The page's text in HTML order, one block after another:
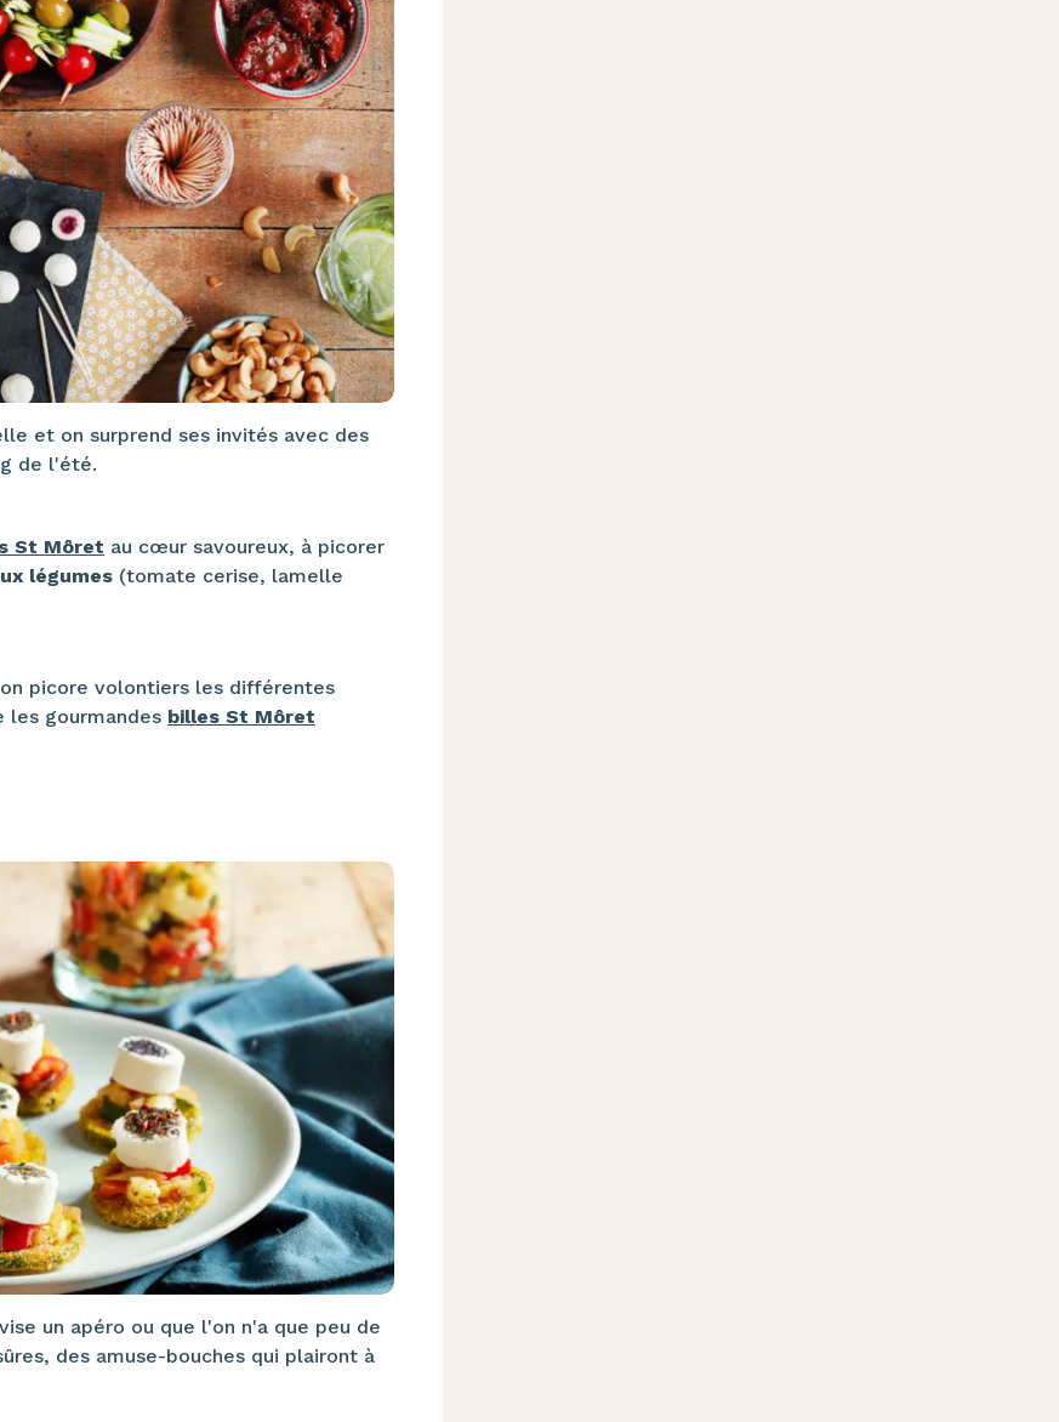
et on surprend ses invités avec des
de l'été.
St Môret au cœur savoureux, à picorer
légumes (tomate cerise, lamelle
picore volontiers les différentes
les gourmandes billes St Môret
un apéro ou que l'on n'a que peu de
des amuse-bouches qui plairont à